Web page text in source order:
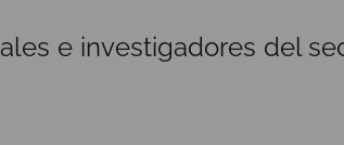
e investigadores del